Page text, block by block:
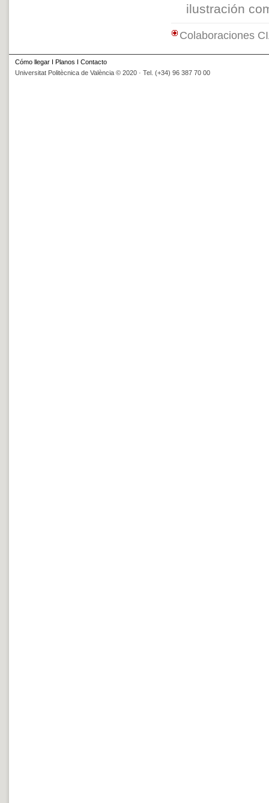
ilustración
Colaboraciones
Cómo llegar I Planos I Contacto
Universitat Politècnica de València © 2020 · Tel. (+34) 96 387 70 00